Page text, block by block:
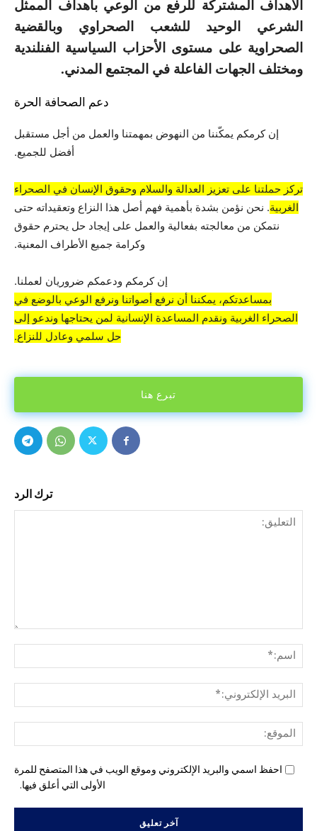
الأهداف المشتركة للرفع من الوعي بأهداف الممثل
الشرعي الوحيد للشعب الصحراوي وبالقضية
الصحراوية على مستوى الأحزاب السياسية الفنلندية
ومختلف الجهات الفاعلة في المجتمع المدني.
دعم الصحافة الحرة
إن كرمكم يمكّننا من النهوض بمهمتنا والعمل من أجل مستقبل
أفضل للجميع.
تركز حملتنا على تعزيز العدالة والسلام وحقوق الإنسان في الصحراء
الغربية. نحن نؤمن بشدة بأهمية فهم أصل هذا النزاع وتعقيداته حتى
نتمكن من معالجته بفعالية والعمل على إيجاد حل يحترم حقوق
وكرامة جميع الأطراف المعنية.
إن كرمكم ودعمكم ضروريان لعملنا.
بمساعدتكم، يمكننا أن نرفع أصواتنا ونرفع الوعي بالوضع في
الصحراء الغربية ونقدم المساعدة الإنسانية لمن يحتاجها وندعو إلى
حل سلمي وعادل للنزاع.
تبرع هنا
ترك الرد
احفظ اسمي والبريد الإلكتروني وموقع الويب في هذا المتصفح للمرة
الأولى التي أعلق فيها.